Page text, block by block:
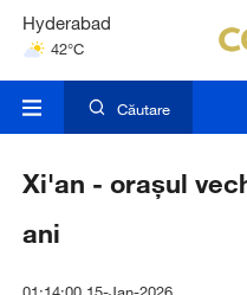
Hyderabad
42°C
Mumbai
Căutare
Xi'an - orașul
ani